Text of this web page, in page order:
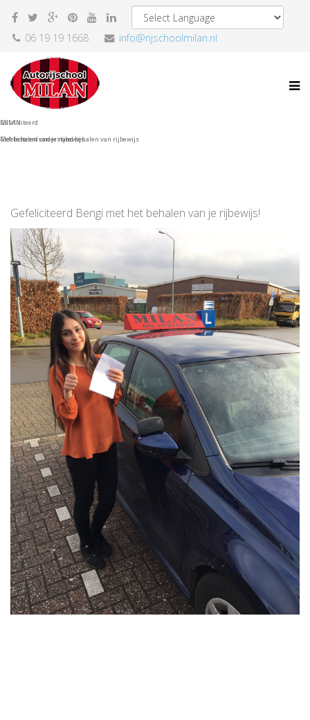
06 19 19 1668 info@rijschoolmilan.nl
MILAN
Gefeliciteerd onderstand behalen van rijbewijs
Gefeliciteerd
Met behalen van je rijbewijs
Gefeliciteerd Bengi met het behalen van je rijbewijs!